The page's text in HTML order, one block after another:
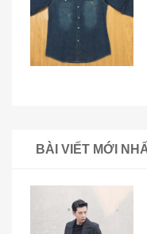
BÀI VIẾT MỚI